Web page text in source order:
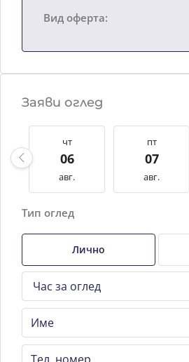
Вид оферта:
Заяви оглед
чт
06
авг.
пт
07
авг.
Тип оглед
Лично
Час за оглед